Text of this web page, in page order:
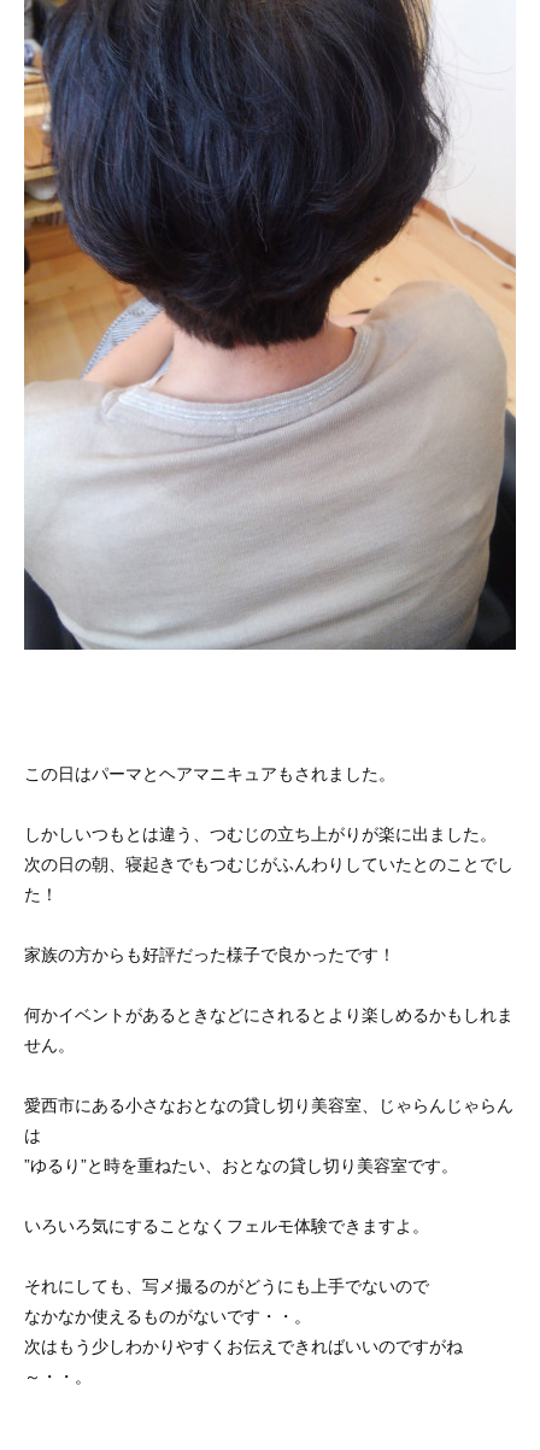
この日はパーマとヘアマニキュアもされました。
しかしいつもとは違う、つむじの立ち上がりが楽に出ました。
次の日の朝、寝起きでもつむじがふんわりしていたとのことでし
た！
家族の方からも好評だった様子で良かったです！
何かイベントがあるときなどにされるとより楽しめるかもしれま
せん。
愛西市にある小さなおとなの貸し切り美容室、じゃらんじゃらん
は
”ゆるり”と時を重ねたい、おとなの貸し切り美容室です。
いろいろ気にすることなくフェルモ体験できますよ。
それにしても、写メ撮るのがどうにも上手でないので
なかなか使えるものがないです・・。
次はもう少しわかりやすくお伝えできればいいのですがね
～・・。